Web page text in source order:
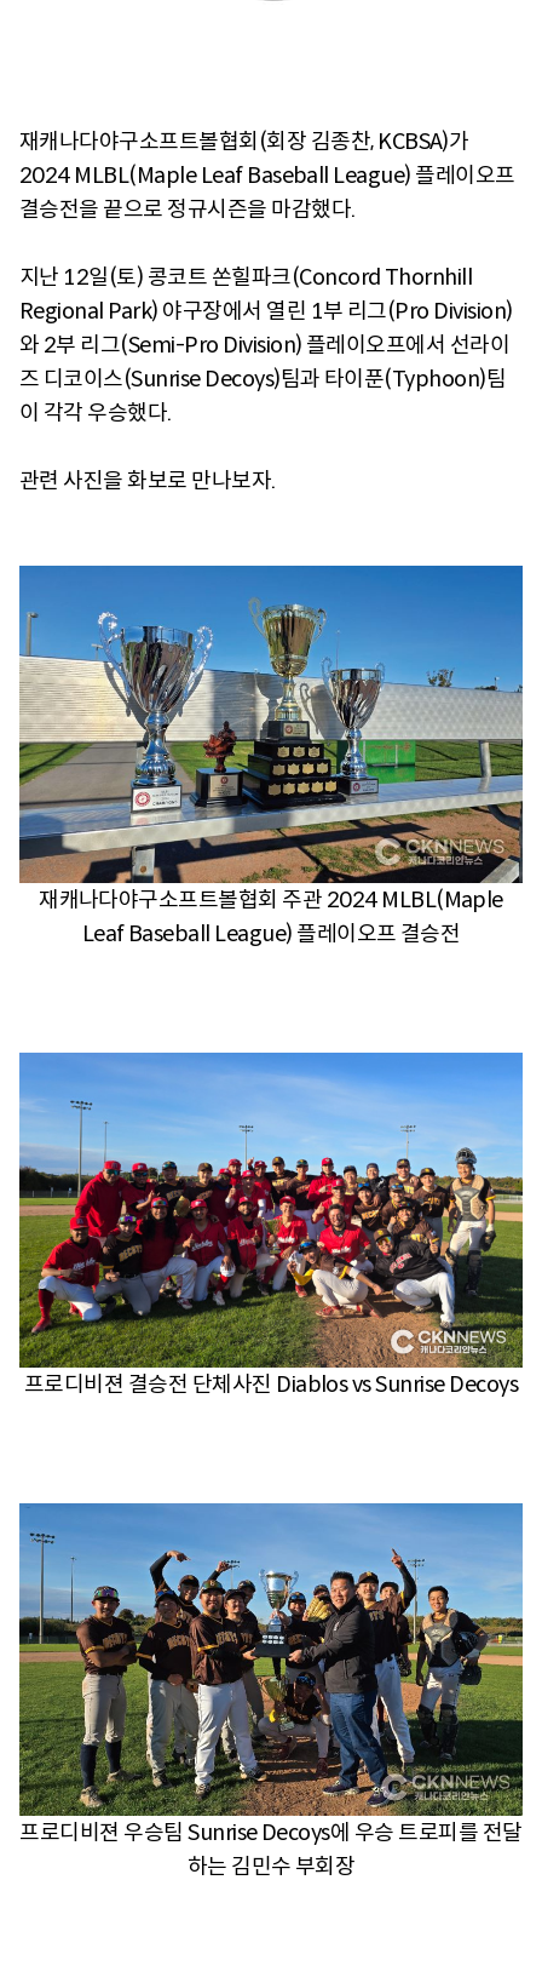
재캐나다야구소프트볼협회(회장 김종찬, KCBSA)가
2024 MLBL(Maple Leaf Baseball League) 플레이오프
결승전을 끝으로 정규시즌을 마감했다.
지난 12일(토) 콩코트 쏜힐파크(Concord Thornhill
Regional Park) 야구장에서 열린 1부 리그(Pro Division)
와 2부 리그(Semi-Pro Division) 플레이오프에서 선라이
즈 디코이스(Sunrise Decoys)팀과 타이푼(Typhoon)팀
이 각각 우승했다.
관련 사진을 화보로 만나보자.
재캐나다야구소프트볼협회 주관 2024 MLBL(Maple
Leaf Baseball League) 플레이오프 결승전
프로디비젼 결승전 단체사진 Diablos vs Sunrise Decoys
프로디비젼 우승팀 Sunrise Decoys에 우승 트로피를 전달
하는 김민수 부회장